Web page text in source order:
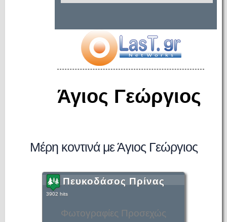
Άγιος Γεώργιος
Μέρη κοντινά με Άγιος Γεώργιος
Φωτογραφίες Προσεχώς
Πευκοδάσος Πρίνας
3902 hits